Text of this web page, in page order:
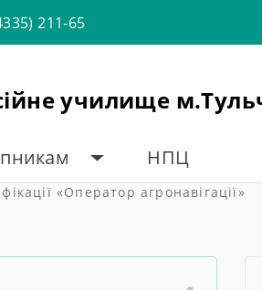
211-65
училище
НПЦ
«Оператор агронавігації»